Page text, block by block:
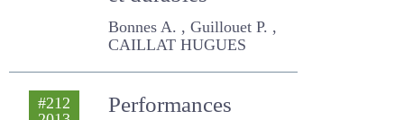
durables
Bonnes A. , Guillouet P. ,
CAILLAT HUGUES